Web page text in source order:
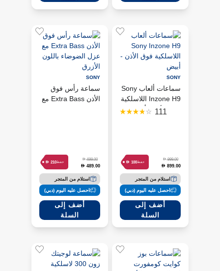
SONY
سماعات ألعاب Sony
Inzone H9 اللاسلكية
فوق الأذن - أبيض
111
D999.00
D 899.00
حفظ D 100
استلام من المتجر
احصل عليه اليوم (دبي)
أضف إلى
السلة
SONY
سماعة رأس فوق
الأذن Extra Bass مع
D699.00
D 489.00
حفظ D 210
استلام من المتجر
احصل عليه اليوم (دبي)
أضف إلى
السلة